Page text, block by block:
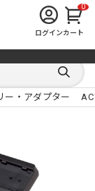
ログイン
0
カート
キ
ー
検
索
す
る
ー・アダプター